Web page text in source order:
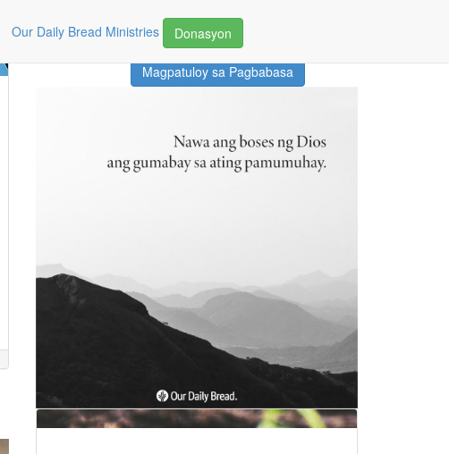
Our Daily Bread Ministries Donasyon
Magpatuloy sa Pagbabasa